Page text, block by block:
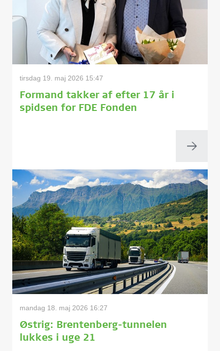
tirsdag 19. maj 2026 15:47
Formand takker af efter 17 år i
spidsen for FDE Fonden
mandag 18. maj 2026 16:27
Østrig: Brentenberg-tunnelen
lukkes i uge 21